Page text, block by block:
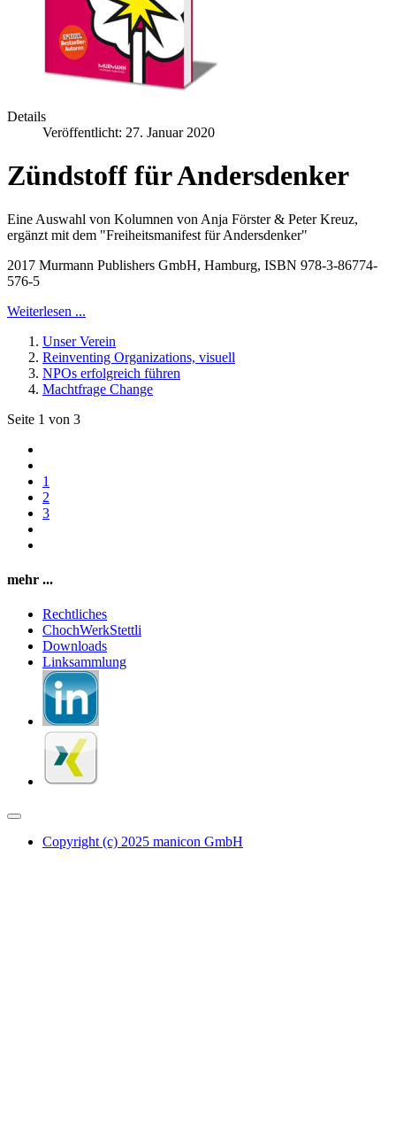
Details
Veröffentlicht: 27. Januar 2020
Zündstoff für Andersdenker
Eine Auswahl von Kolumnen von Anja Förster & Peter Kreuz,
ergänzt mit dem "Freiheitsmanifest für Andersdenker"
2017 Murmann Publishers GmbH, Hamburg, ISBN 978-3-86774-
576-5
Weiterlesen ...
Unser Verein
Reinventing Organizations, visuell
NPOs erfolgreich führen
Machtfrage Change
Seite 1 von 3
1
2
3
mehr ...
Rechtliches
ChochWerkStettli
Downloads
Linksammlung
Copyright (c) 2025 manicon GmbH